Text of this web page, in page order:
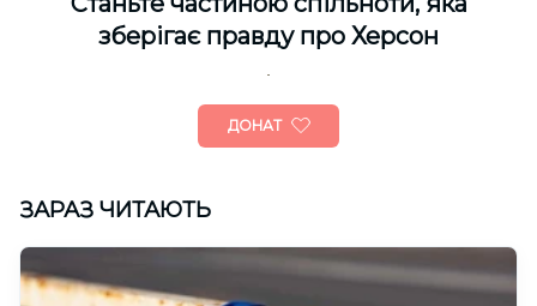
зберігає правду про Херсон
ДОНАТ
ЗАРАЗ ЧИТАЮТЬ